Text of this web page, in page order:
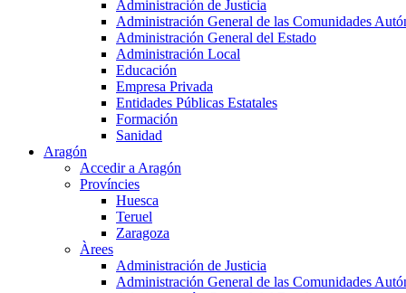
Administración de Justicia
Administración General de las Comunidades
Administración General del Estado
Administración Local
Educación
Empresa Privada
Entidades Públicas Estatales
Formación
Sanidad
Aragón
Accedir a Aragón
Províncies
Huesca
Teruel
Zaragoza
Àrees
Administración de Justicia
Administración General de las Comunidades